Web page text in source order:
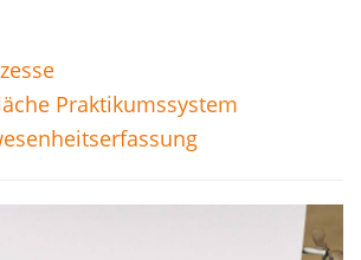
Praktikumssystem